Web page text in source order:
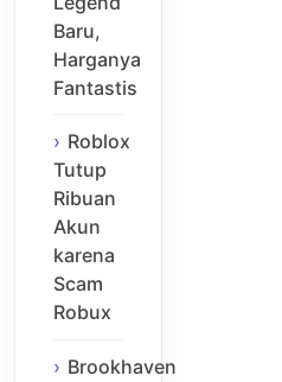
Baru,
Harganya
Fantastis
Roblox
Tutup
Ribuan
Akun
karena
Scam
Robux
Brookhaven